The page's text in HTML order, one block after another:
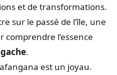
et de transformations.
sur le passé de l’île, une
comprendre l’essence
.
est un joyau.